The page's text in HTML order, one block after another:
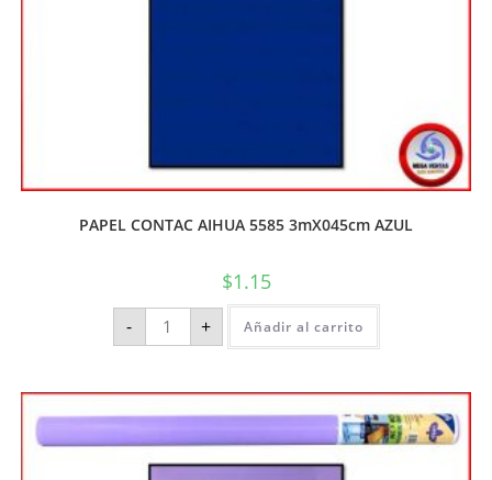
PAPEL CONTAC AIHUA 5585 3mX045cm AZUL
$1.15
- + Añadir al carrito